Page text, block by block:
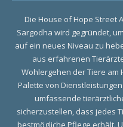
Die House of Hope Street
Sargodha wird gegründet,
auf ein neues Niveau zu
aus erfahrenen
Wohlergehen der Tiere am
Palette von
umfassende
sicherzustellen, dass jedes
bestmögliche Pflege erhält.